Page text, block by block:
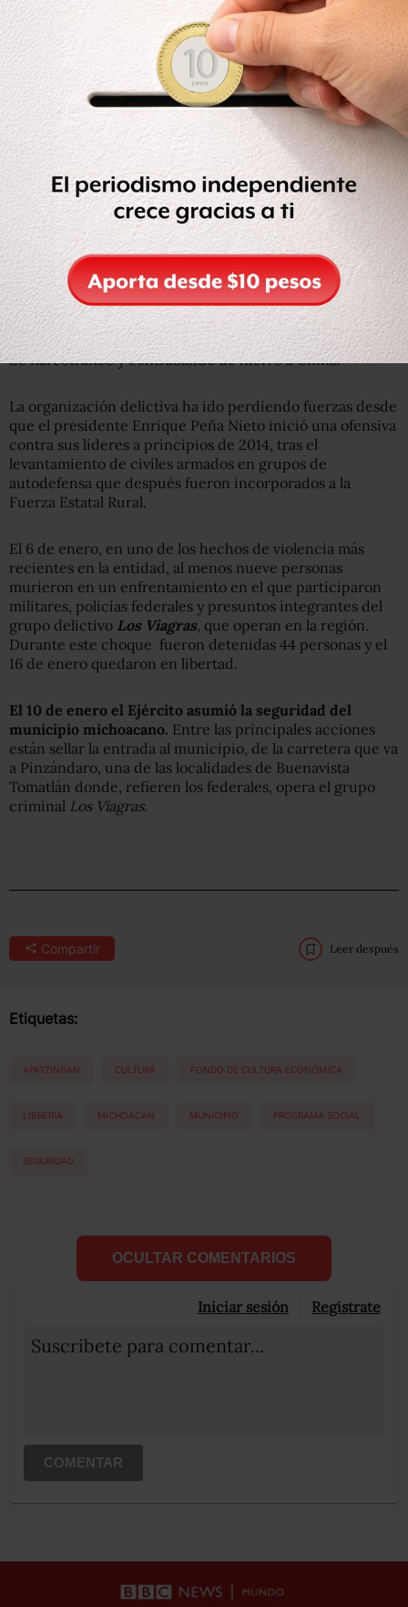
Apatzingán es uno de los municipios más violentos del
país, de acuerdo con el último informe de la CNDH, está
ubicado en la zona de Tierra Caliente, es considerado
uno de los principales bastiones deLos Caballeros
Templarios , un cártel con rasgos de secta religiosa
acusado de secuestros y extorsiones en la zona, además
de narcotráfico y contrabando de hierro a China.
La organización delictiva ha ido perdiendo fuerzas desde
que el presidente Enrique Peña Nieto inició una ofensiva
contra sus líderes a principios de 2014, tras el
levantamiento de civiles armados en grupos de
autodefensa que después fueron incorporados a la
Fuerza Estatal Rural.
El 6 de enero, en uno de los hechos de violencia más
recientes en la entidad, al menos nueve personas
murieron en un enfrentamiento en el que participaron
militares, policías federales y presuntos integrantes del
grupo delictivo Los Viagras, que operan en la región.
Durante este choque fueron detenidas 44 personas y el
16 de enero quedaron en libertad.
El 10 de enero el Ejército asumió la seguridad del
municipio michoacano. Entre las principales acciones
están sellar la entrada al municipio, de la carretera que va
a Pinzándaro, una de las localidades de Buenavista
Tomatlán donde, refieren los federales, opera el grupo
criminal Los Viagras.
Compartir Leer después
Etiquetas:
APATZINGAN CULTURA FONDO DE CULTURA ECONÓMICA
LIBRERÍA MICHOACÁN MUNICIPIO PROGRAMA SOCIAL
SEGURIDAD
OCULTAR COMENTARIOS
Iniciar sesión Registrate
Suscribete para comentar...
COMENTAR